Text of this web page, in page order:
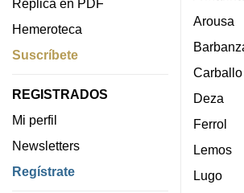
Réplica en PDF
Hemeroteca
Suscríbete
REGISTRADOS
Mi perfil
Newsletters
Regístrate
Arousa
Carballo
Deza
Ferrol
Lemos
Lugo